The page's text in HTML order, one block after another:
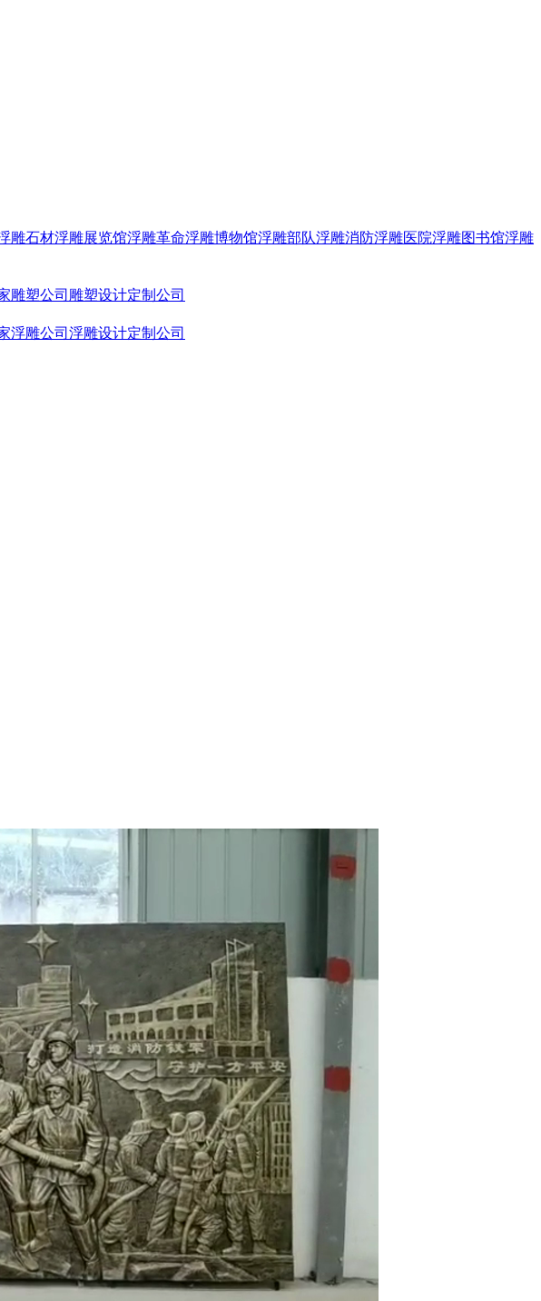
雕石材浮雕展览馆浮雕革命浮雕博物馆浮雕部队浮雕消防浮雕医院浮雕图书馆浮雕
雕塑公司 雕塑设计定制公司
浮雕公司 浮雕设计定制公司